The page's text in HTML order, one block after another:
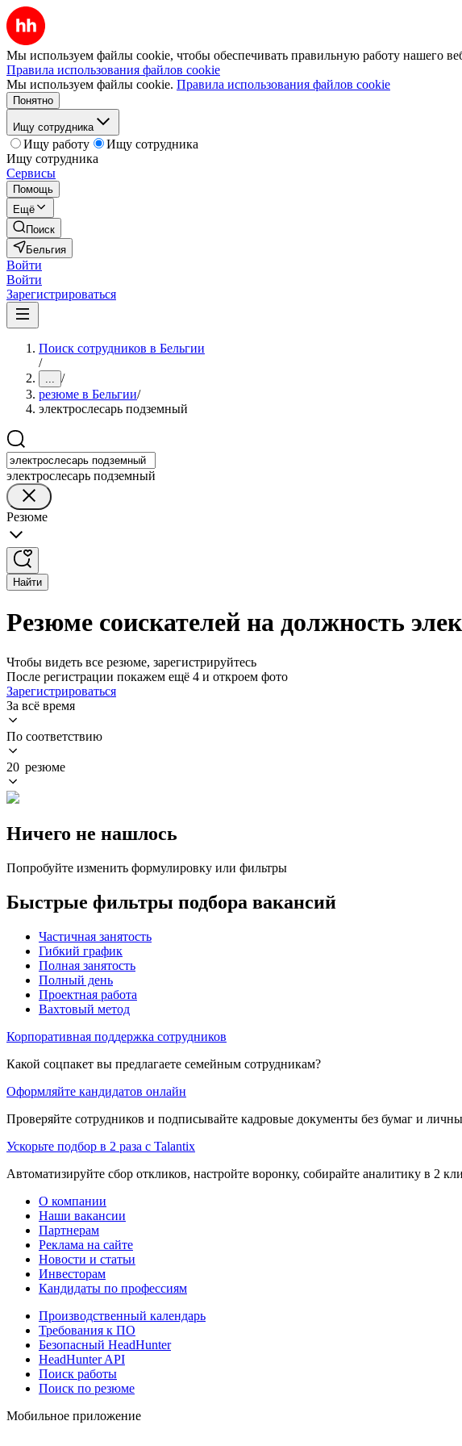
Мы используем файлы cookie, чтобы обеспечивать правильную работу нашего
Правила использования файлов cookie
Мы используем файлы cookie. Правила использования файлов cookie
Понятно
Ищу сотрудника
Ищу работу
Ищу сотрудника
Ищу сотрудника
Сервисы
Помощь
Ещё
Поиск
Бельгия
Войти
Войти
Зарегистрироваться
Поиск сотрудников в Бельгии
/
... /
резюме в Бельгии/
электрослесарь подземный
электрослесарь подземный
Резюме
Найти
Резюме соискателей на должность
Чтобы видеть все резюме, зарегистрируйтесь
После регистрации покажем ещё 4 и откроем фото
Зарегистрироваться
За всё время
По соответствию
20 резюме
Ничего не нашлось
Попробуйте изменить формулировку или фильтры
Быстрые фильтры подбора вакансий
Частичная занятость
Гибкий график
Полная занятость
Полный день
Проектная работа
Вахтовый метод
Корпоративная поддержка сотрудников
Какой соцпакет вы предлагаете семейным сотрудникам?
Оформляйте кандидатов онлайн
Проверяйте сотрудников и подписывайте кадровые документы без бумаг и
Ускорьте подбор в 2 раза с Talantix
Автоматизируйте сбор откликов, настройте воронку, собирайте аналитику в 2
О компании
Наши вакансии
Партнерам
Реклама на сайте
Новости и статьи
Инвесторам
Кандидаты по профессиям
Производственный календарь
Требования к ПО
Безопасный HeadHunter
HeadHunter API
Поиск работы
Поиск по резюме
Мобильное приложение